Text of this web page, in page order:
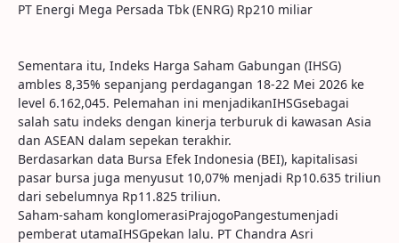
PT Energi Mega Persada Tbk (ENRG) Rp210 miliar
Sementara itu, Indeks Harga Saham Gabungan (IHSG)
ambles 8,35% sepanjang perdagangan 18-22 Mei 2026 ke
level 6.162,045. Pelemahan ini menjadikanIHSGsebagai
salah satu indeks dengan kinerja terburuk di kawasan Asia
dan ASEAN dalam sepekan terakhir.
Berdasarkan data Bursa Efek Indonesia (BEI), kapitalisasi
pasar bursa juga menyusut 10,07% menjadi Rp10.635 triliun
dari sebelumnya Rp11.825 triliun.
Saham-saham konglomerasiPrajogoPangestumenjadi
pemberat utamaIHSGpekan lalu. PT Chandra Asri